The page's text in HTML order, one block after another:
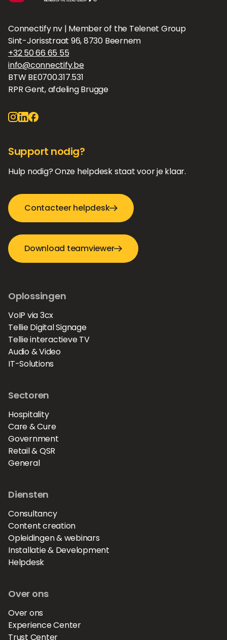
Connectify nv | Member of the Telenet Group
Sint-Jorisstraat 96, 8730 Beernem
+32 50 66 65 55
info@connectify.be
BTW BE0700.317.531
RPR Gent, afdeling Brugge
Support nodig?
Hulp nodig? Onze helpdesk staat voor je klaar.
Contacteer helpdesk
Download teamviewer
Oplossingen
VoIP via 3cx
Tellie Digital Signage
Tellie interactieve TV
Audio & Video
IT-Solutions
Sectoren
Hospitality
Care & Cure
Government
Retail & QSR
General
Diensten
Consultancy
Content creation
Opleidingen & webinars
Installatie & Development
Helpdesk
Over ons
Over ons
Experience Center
Trust Center